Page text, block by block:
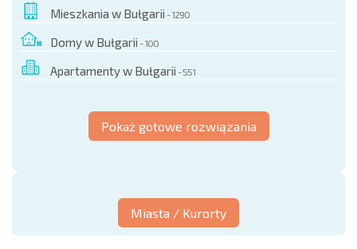
Mieszkania w Bułgarii - 1290
Domy w Bułgarii - 100
Apartamenty w Bułgarii - 551
Pokaż gotowe rozwiązania
Miasta / Kurorty